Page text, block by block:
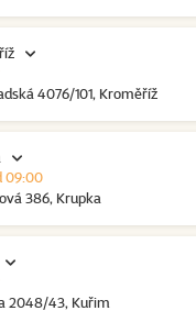
4076/101, Kroměříž
386, Krupka
09:00
2048/43, Kuřim